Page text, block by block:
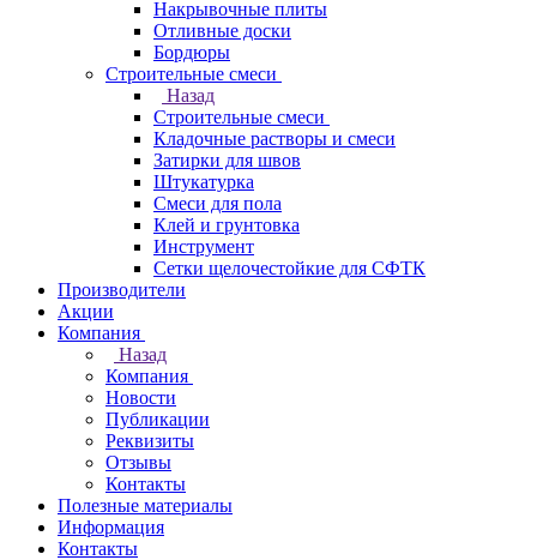
Накрывочные плиты
Отливные доски
Бордюры
Строительные смеси
Назад
Строительные смеси
Кладочные растворы и смеси
Затирки для швов
Штукатурка
Смеси для пола
Клей и грунтовка
Инструмент
Сетки щелочестойкие для СФТК
Производители
Акции
Компания
Назад
Компания
Новости
Публикации
Реквизиты
Отзывы
Контакты
Полезные материалы
Информация
Контакты